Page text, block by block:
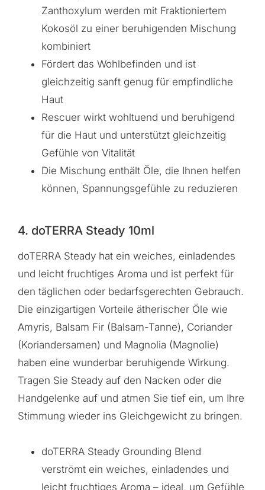
Zanthoxylum werden mit Fraktioniertem
Kokosöl zu einer beruhigenden Mischung
kombiniert
Fördert das Wohlbefinden und ist
gleichzeitig sanft genug für empfindliche
Haut
Rescuer wirkt wohltuend und beruhigend
für die Haut und unterstützt gleichzeitig
Gefühle von Vitalität
Die Mischung enthält Öle, die Ihnen helfen
können, Spannungsgefühle zu reduzieren
4. doTERRA Steady 10ml
doTERRA Steady hat ein weiches, einladendes
und leicht fruchtiges Aroma und ist perfekt für
den täglichen oder bedarfsgerechten Gebrauch.
Die einzigartigen Vorteile ätherischer Öle wie
Amyris, Balsam Fir (Balsam-Tanne), Coriander
(Koriandersamen) und Magnolia (Magnolie)
haben eine wunderbar beruhigende Wirkung.
Tragen Sie Steady auf den Nacken oder die
Handgelenke auf und atmen Sie tief ein, um Ihre
Stimmung wieder ins Gleichgewicht zu bringen.
doTERRA Steady Grounding Blend
verströmt ein weiches, einladendes und
leicht fruchtiges Aroma – ideal, um Gefühle